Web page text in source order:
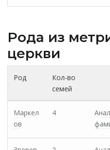
Рода из
церкви
Род
Кол-во
семей
Маркел
ов
4